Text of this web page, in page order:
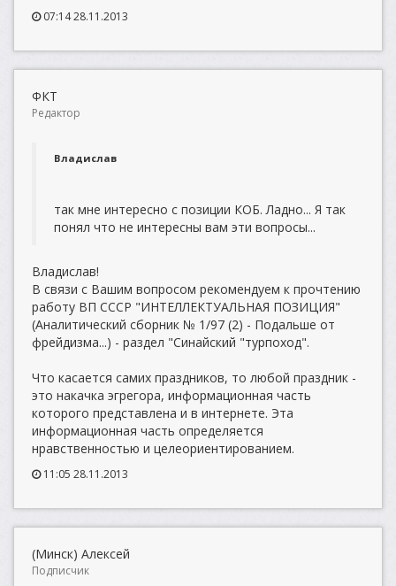
07:14 28.11.2013
ФКТ
Редактор
Владислав
так мне интересно с позиции КОБ. Ладно... Я так
понял что не интересны вам эти вопросы...
Владислав!
В связи с Вашим вопросом рекомендуем к прочтению
работу ВП СССР "ИНТЕЛЛЕКТУАЛЬНАЯ ПОЗИЦИЯ"
(Аналитический сборник № 1/97 (2) - Подальше от
фрейдизма...) - раздел "Синайский "турпоход".
Что касается самих праздников, то любой праздник -
это накачка эгрегора, информационная часть
которого представлена и в интернете. Эта
информационная часть определяется
нравственностью и целеориентированием.
11:05 28.11.2013
(Минск) Алексей
Подписчик